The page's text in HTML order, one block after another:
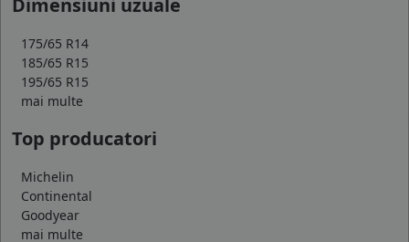
Dimensiuni uzuale
175/65 R14
185/65 R15
195/65 R15
mai multe
Top producatori
Michelin
Continental
Goodyear
mai multe